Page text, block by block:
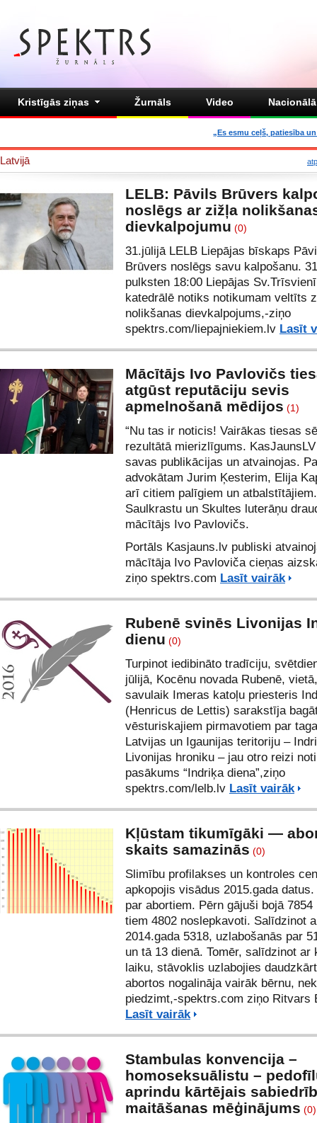
Kristīgās ziņas Žurnāls Video
„Es esmu ceļš, patiesība
Latvijā
LELB: Pāvils Brūvers
noslēgs ar zižļa
dievkalpojumu (0)
31.jūlijā LELB Liepājas bīskaps
Brūvers noslēgs savu kalpošanu.
pulksten 18:00 Liepājas
katedrālē notiks notikumam veltīts
nolikšanas dievkalpojums,-ziņo
spektrs.com/liepajniekiem.lv Lasīt
Mācītājs Ivo Pavlovičs
atgūst reputāciju sevis
apmelnošanā mēdijos (1)
“Nu tas ir noticis! Vairākas tiesas
rezultātā mierizlīgums.
savas publikācijas un atvainojas.
advokātam Jurim Ķesterim, Elija
arī citiem palīgiem un
Saulkrastu un Skultes luterāņu
mācītājs Ivo Pavlovičs.
Portāls Kasjauns.lv publiski
mācītāja Ivo Pavloviča cieņas
ziņo spektrs.com Lasīt vairāk
Rubenē svinēs Livonijas
dienu (0)
Turpinot iedibināto tradīciju,
jūlijā, Kocēnu novada Rubenē,
savulaik Imeras katoļu priesteris
(Henricus de Lettis) sarakstīja
vēsturiskajiem pirmavotiem par
Latvijas un Igaunijas teritoriju –
Livonijas hroniku – jau otro reizi
pasākums “Indriķa diena”,ziņo
spektrs.com/lelb.lv Lasīt vairāk
Kļūstam tikumīgāki —
skaits samazinās (0)
Slimību profilakses un kontroles
apkopojis visādus 2015.gada
par abortiem. Pērn gājuši bojā 7854
tiem 4802 noslepkavoti. Salīdzinot
2014.gada 5318, uzlabošanās par
un tā 13 dienā. Tomēr, salīdzinot ar
laiku, stāvoklis uzlabojies
abortos nogalināja vairāk bērnu,
piedzimt,-spektrs.com ziņo Ritvars
Lasīt vairāk
Stambulas konvencija –
homoseksuālistu –
aprindu kārtējais
maitāšanas mēģinājums (0)